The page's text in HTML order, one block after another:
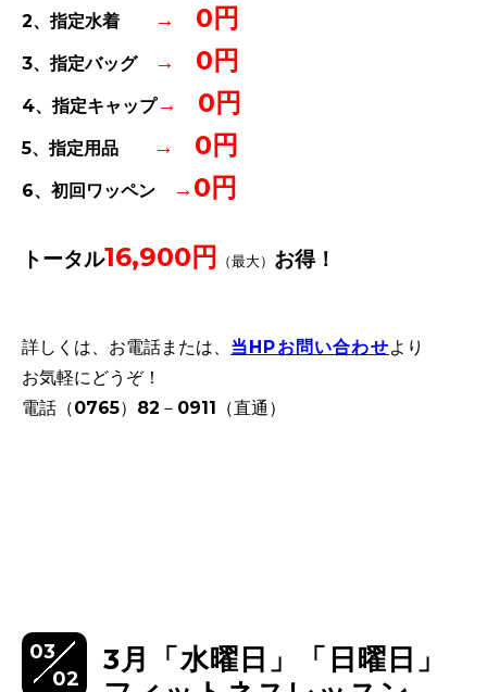
2、指定水着 → 0円
3、指定バッグ → 0円
4、指定キャップ→ 0円
5、指定用品 → 0円
6、初回ワッペン → 0円
トータル16,900円 （最大） お得！
詳しくは、お電話または、 当HPお問い合わせより
お気軽にどうぞ！
電話（0765）82－0911（直通）
03
02
3月「水曜日」「日曜日」